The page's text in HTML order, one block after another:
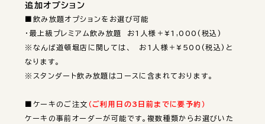
追加オプション
■飲み放題オプションをお選び可能
・最上級プレミアム飲み放題　お1人様＋¥1,000(税込)
※なんば道頓堀店に関しては、　お1人様＋¥500(税込)と
なります。
※スタンダート飲み放題はコースに含まれております。
■ケーキのご注文 （ご利用日の3日前までに要予約）
ケーキの事前オーダーが可能です。複数種類からお選びいた